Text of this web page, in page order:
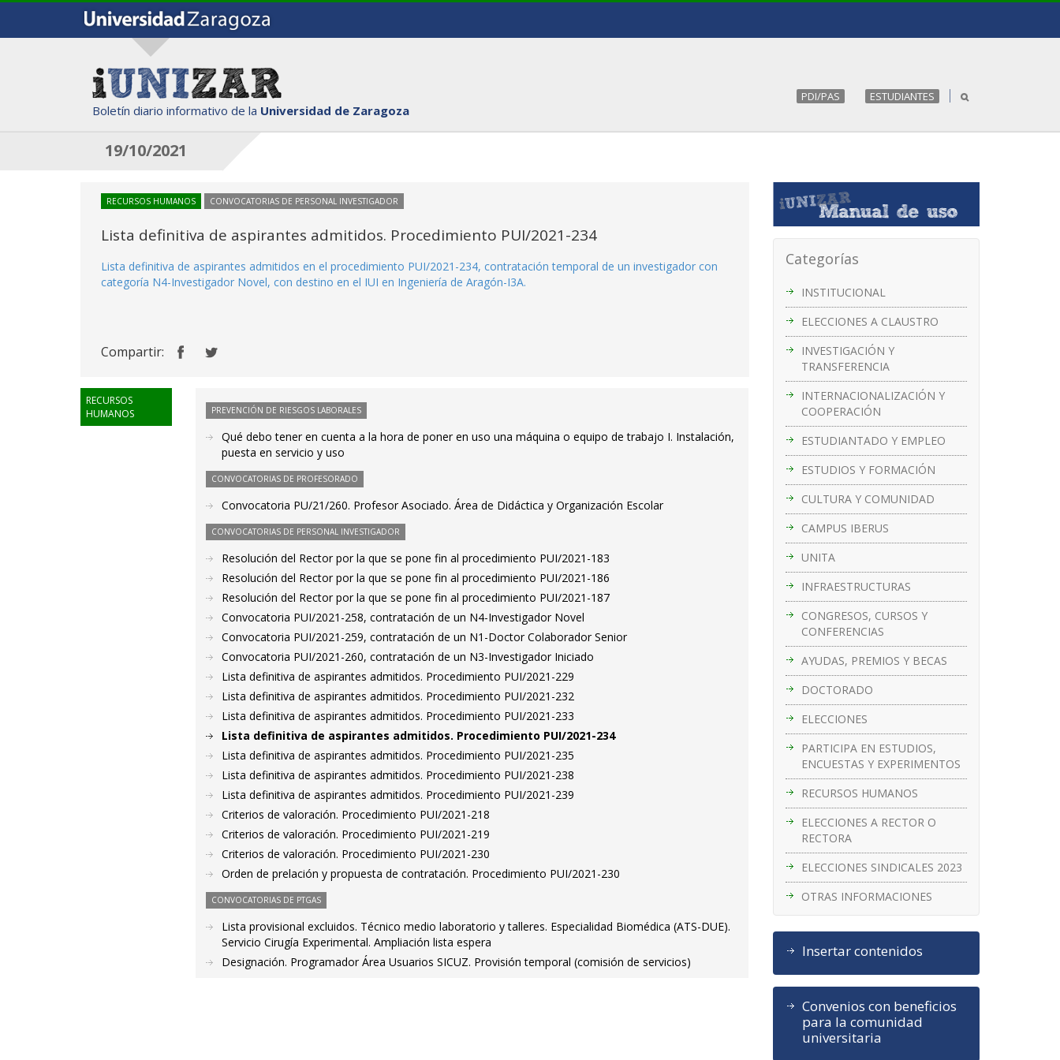
Boletín diario informativo de la Universidad de Zaragoza
PDI/PAS ESTUDIANTES
19/10/2021
Categorías
INSTITUCIONAL
ELECCIONES A CLAUSTRO
INVESTIGACIÓN Y
TRANSFERENCIA
INTERNACIONALIZACIÓN Y
COOPERACIÓN
ESTUDIANTADO Y EMPLEO
ESTUDIOS Y FORMACIÓN
CULTURA Y COMUNIDAD
CAMPUS IBERUS
UNITA
INFRAESTRUCTURAS
CONGRESOS, CURSOS Y
CONFERENCIAS
AYUDAS, PREMIOS Y BECAS
DOCTORADO
ELECCIONES
PARTICIPA EN ESTUDIOS,
ENCUESTAS Y EXPERIMENTOS
RECURSOS HUMANOS
ELECCIONES A RECTOR O
RECTORA
ELECCIONES SINDICALES 2023
OTRAS INFORMACIONES
Insertar contenidos
Convenios con beneficios
para la comunidad
universitaria
RECURSOS HUMANOS CONVOCATORIAS DE PERSONAL INVESTIGADOR
Lista definitiva de aspirantes admitidos. Procedimiento PUI/2021-234
Lista definitiva de aspirantes admitidos en el procedimiento PUI/2021-234, contratación temporal de un investigador con
categoría N4-Investigador Novel, con destino en el IUI en Ingeniería de Aragón-I3A.
Compartir:
RECURSOS
HUMANOS
PREVENCIÓN DE RIESGOS LABORALES
Qué debo tener en cuenta a la hora de poner en uso una máquina o equipo de trabajo I. Instalación,
puesta en servicio y uso
CONVOCATORIAS DE PROFESORADO
Convocatoria PU/21/260. Profesor Asociado. Área de Didáctica y Organización Escolar
CONVOCATORIAS DE PERSONAL INVESTIGADOR
Resolución del Rector por la que se pone fin al procedimiento PUI/2021-183
Resolución del Rector por la que se pone fin al procedimiento PUI/2021-186
Resolución del Rector por la que se pone fin al procedimiento PUI/2021-187
Convocatoria PUI/2021-258, contratación de un N4-Investigador Novel
Convocatoria PUI/2021-259, contratación de un N1-Doctor Colaborador Senior
Convocatoria PUI/2021-260, contratación de un N3-Investigador Iniciado
Lista definitiva de aspirantes admitidos. Procedimiento PUI/2021-229
Lista definitiva de aspirantes admitidos. Procedimiento PUI/2021-232
Lista definitiva de aspirantes admitidos. Procedimiento PUI/2021-233
Lista definitiva de aspirantes admitidos. Procedimiento PUI/2021-234
Lista definitiva de aspirantes admitidos. Procedimiento PUI/2021-235
Lista definitiva de aspirantes admitidos. Procedimiento PUI/2021-238
Lista definitiva de aspirantes admitidos. Procedimiento PUI/2021-239
Criterios de valoración. Procedimiento PUI/2021-218
Criterios de valoración. Procedimiento PUI/2021-219
Criterios de valoración. Procedimiento PUI/2021-230
Orden de prelación y propuesta de contratación. Procedimiento PUI/2021-230
CONVOCATORIAS DE PTGAS
Lista provisional excluidos. Técnico medio laboratorio y talleres. Especialidad Biomédica (ATS-DUE).
Servicio Cirugía Experimental. Ampliación lista espera
Designación. Programador Área Usuarios SICUZ. Provisión temporal (comisión de servicios)